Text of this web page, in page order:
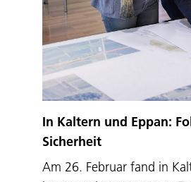
In Kaltern und Eppan:
Sicherheit
Am 26. Februar fand in